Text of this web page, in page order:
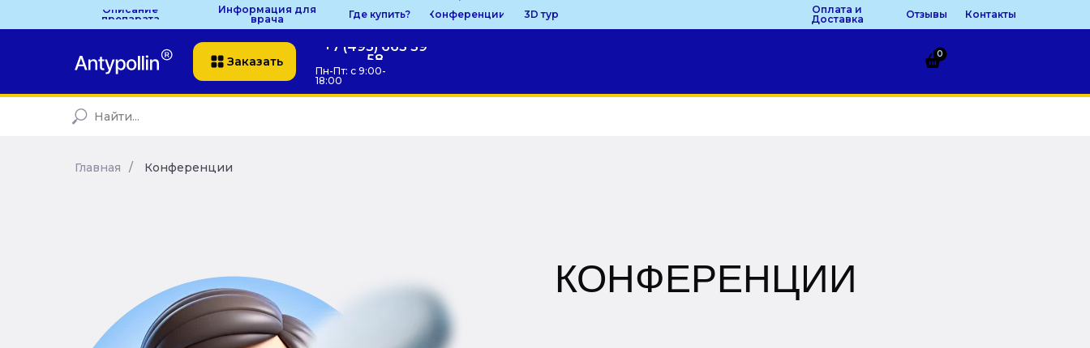
Описание
препарата
Информация для
врача
Конференции 3D тур
Где купить?
Оплата и
Доставка
Отзывы Контакты
Заказать
Пн-Пт: с 9:00-
18:00
+7 (495) 663 59
58
0
Главная / Конференции
КОНФЕРЕНЦИИ